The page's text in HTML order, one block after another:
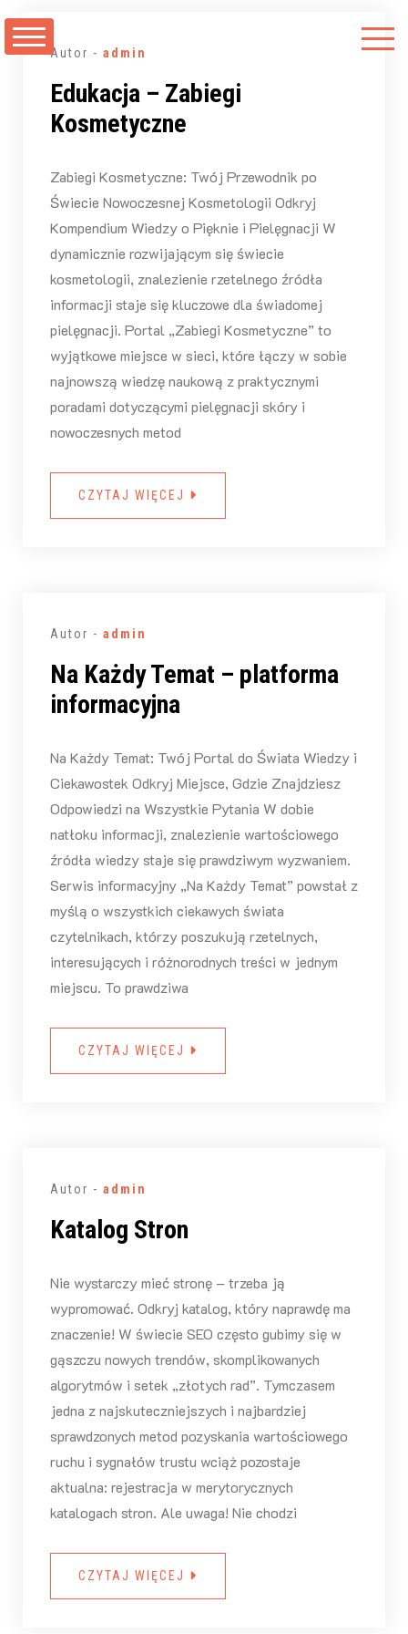
do
Autor - admin
Edukacja – Zabiegi
Kosmetyczne
Zabiegi Kosmetyczne: Twój Przewodnik po
Świecie Nowoczesnej Kosmetologii Odkryj
Kompendium Wiedzy o Pięknie i Pielęgnacji W
dynamicznie rozwijającym się świecie
kosmetologii, znalezienie rzetelnego źródła
informacji staje się kluczowe dla świadomej
pielęgnacji. Portal „Zabiegi Kosmetyczne” to
wyjątkowe miejsce w sieci, które łączy w sobie
najnowszą wiedzę naukową z praktycznymi
poradami dotyczącymi pielęgnacji skóry i
nowoczesnych metod
CZYTAJ WIĘCEJ
Autor - admin
Na Każdy Temat – platforma
informacyjna
Na Każdy Temat: Twój Portal do Świata Wiedzy i
Ciekawostek Odkryj Miejsce, Gdzie Znajdziesz
Odpowiedzi na Wszystkie Pytania W dobie
natłoku informacji, znalezienie wartościowego
źródła wiedzy staje się prawdziwym wyzwaniem.
Serwis informacyjny „Na Każdy Temat” powstał z
myślą o wszystkich ciekawych świata
czytelnikach, którzy poszukują rzetelnych,
interesujących i różnorodnych treści w jednym
miejscu. To prawdziwa
CZYTAJ WIĘCEJ
Autor - admin
Katalog Stron
Nie wystarczy mieć stronę – trzeba ją
wypromować. Odkryj katalog, który naprawdę ma
znaczenie! W świecie SEO często gubimy się w
gąszczu nowych trendów, skomplikowanych
algorytmów i setek „złotych rad”. Tymczasem
jedna z najskuteczniejszych i najbardziej
sprawdzonych metod pozyskania wartościowego
ruchu i sygnałów trustu wciąż pozostaje
aktualna: rejestracja w merytorycznych
katalogach stron. Ale uwaga! Nie chodzi
CZYTAJ WIĘCEJ